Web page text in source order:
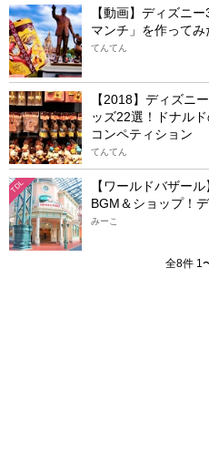
【動画】ディズニ
マンチ」を作ってみ
てんてん
【2018】ディズニ
ッズ22選！ドナル
コンペティション
てんてん
TDL
【ワールドバザー
BGM＆ショップ！
みーこ
全8件 1